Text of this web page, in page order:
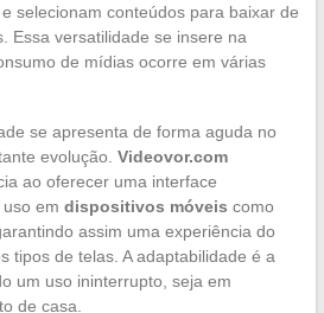
selecionam conteúdos para baixar de
Essa versatilidade se insere na
de mídias ocorre em várias
se apresenta de forma aguda no
evolução. Videovor.com
ao oferecer uma interface
em dispositivos móveis como
assim uma experiência do
tipos de telas. A adaptabilidade é a
um uso ininterrupto, seja em
de casa.